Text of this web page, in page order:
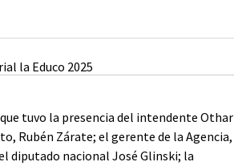
tuvo la presencia del intendente Othar
Rubén Zárate; el gerente de la Agencia,
diputado nacional José Glinski; la